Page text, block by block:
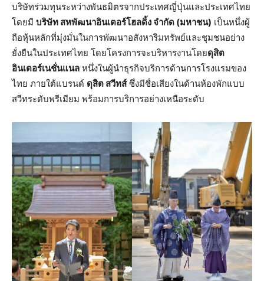
บริษัทร่วมทุนระหว่างพันธมิตรจากประเทศญี่ปุ่นและประเทศไทย
โดยมี บริษัท สหพัฒนาอินเตอร์โฮลดิ้ง จำกัด (มหาชน) เป็นหนึ่งผู้
ถือหุ้นหลักที่มุ่งมั่นในการพัฒนาอสังหาริมทรัพย์และชุมชนอย่าง
ยั่งยืนในประเทศไทย โดยโครงการจะบริหารงานโดยดุสิต
อินเตอร์เนชั่นแนล หนึ่งในผู้นำธุรกิจบริการด้านการโรงแรมของ
ไทย ภายใต้แบรนด์ ดุสิต สวีทส์ซึ่งมีชื่อเสียงในด้านห้องพักแบบ
สวีทระดับพรีเมียม พร้อมการบริการอย่างเหนือระดับ